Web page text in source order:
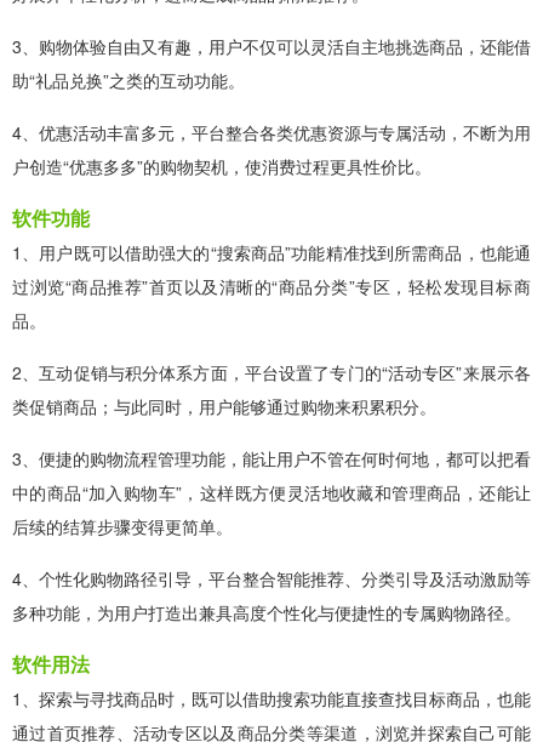
3、购物体验自由又有趣，用户不仅可以灵活自主地挑选商品，还能借
助“礼品兑换”之类的互动功能。
4、优惠活动丰富多元，平台整合各类优惠资源与专属活动，不断为用
户创造“优惠多多”的购物契机，使消费过程更具性价比。
软件功能
1、用户既可以借助强大的“搜索商品”功能精准找到所需商品，也能通
过浏览“商品推荐”首页以及清晰的“商品分类”专区，轻松发现目标商
品。
2、互动促销与积分体系方面，平台设置了专门的“活动专区”来展示各
类促销商品；与此同时，用户能够通过购物来积累积分。
3、便捷的购物流程管理功能，能让用户不管在何时何地，都可以把看
中的商品“加入购物车”，这样既方便灵活地收藏和管理商品，还能让
后续的结算步骤变得更简单。
4、个性化购物路径引导，平台整合智能推荐、分类引导及活动激励等
多种功能，为用户打造出兼具高度个性化与便捷性的专属购物路径。
软件用法
1、探索与寻找商品时，既可以借助搜索功能直接查找目标商品，也能
通过首页推荐、活动专区以及商品分类等渠道，浏览并探索自己可能